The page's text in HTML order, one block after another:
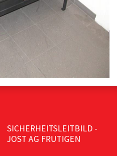
SICHERHEITSLEITBILD -
JOST AG FRUTIGEN